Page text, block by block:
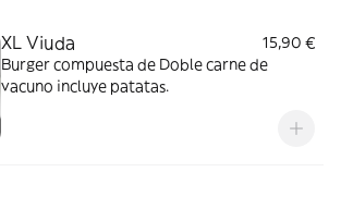
XL Viuda
15,90 €
Burger compuesta de Doble carne de
vacuno incluye patatas.